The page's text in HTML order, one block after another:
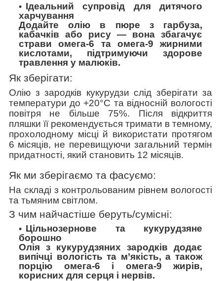
Ідеальний супровід для дитячого
харчування
Додайте олію в пюре з гарбуза,
кабачків або рису — вона збагачує
страви омега-6 та омега-9 жирними
кислотами, підтримуючи здорове
травлення у малюків.
Як зберігати:
Олію з зародків кукурудзи слід зберігати за
температури до +20°С та відносній вологості
повітря не більше 75%. Після відкриття
пляшки її рекомендується тримати в темному,
прохолодному місці й використати протягом
6 місяців, не перевищуючи загальний термін
придатності, який становить 12 місяців.
Як ми зберігаємо та фасуємо:
На складі з контрольованим рівнем вологості
та тьмяним світлом.
З чим найчастіше беруть/cумісні:
Цільнозернове та кукурудзяне
борошно
Олія з кукурудзяних зародків додає
випічці вологість та м’якість, а також
порцію омега-6 і омега-9 жирів,
корисних для серця і нервів.